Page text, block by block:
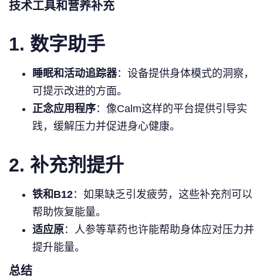
技术工具和营养补充
1. 数字助手
睡眠和活动追踪器：设备提供身体模式的洞察，
可提示改进的方面。
正念应用程序：像Calm这样的平台提供引导实
践，缓解压力并促进身心健康。
2. 补充剂提升
铁和B12：如果缺乏引发疲劳，这些补充剂可以
帮助恢复能量。
适应原：人参等草药也许能帮助身体应对压力并
提升能量。
总结